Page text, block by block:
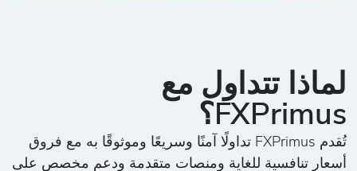
CAD/JPY
مقابل الين
الياباني
3
28
لماذا تتداول مع
FXPrimus؟
تُقدم FXPrimus تداولًا آمنًا وسريعًا وموثوقًا به مع فروق
أسعار تنافسية للغاية ومنصات متقدمة ودعم مخصص على